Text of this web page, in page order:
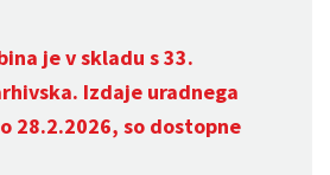
je v skladu s 33.
Izdaje uradnega
28.2.2026, so dostopne